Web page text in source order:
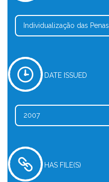
Individualização das Penas
DATE ISSUED
2007
HAS FILE(S)